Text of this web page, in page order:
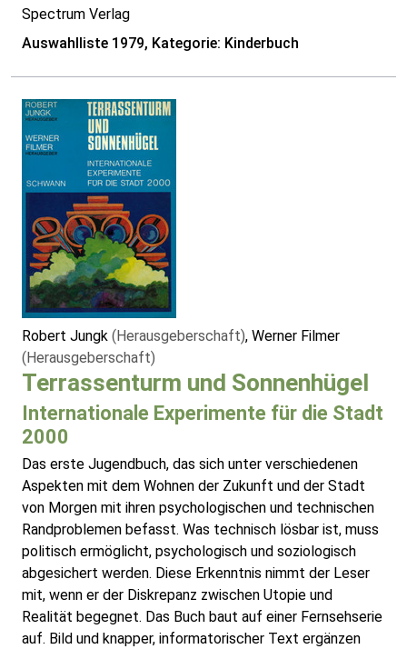
Spectrum Verlag
Auswahlliste 1979, Kategorie: Kinderbuch
Robert Jungk (Herausgeberschaft), Werner Filmer
(Herausgeberschaft)
Terrassenturm und Sonnenhügel
Internationale Experimente für die Stadt
2000
Das erste Jugendbuch, das sich unter verschiedenen
Aspekten mit dem Wohnen der Zukunft und der Stadt
von Morgen mit ihren psychologischen und technischen
Randproblemen befasst. Was technisch lösbar ist, muss
politisch ermöglicht, psychologisch und soziologisch
abgesichert werden. Diese Erkenntnis nimmt der Leser
mit, wenn er der Diskrepanz zwischen Utopie und
Realität begegnet. Das Buch baut auf einer Fernsehserie
auf. Bild und knapper, informatorischer Text ergänzen